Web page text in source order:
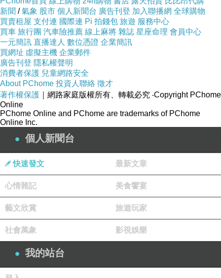
新聞 /氣象 股市 個人新聞台 廣告刊登 加入聯播網 全球購物
買賣租屋 支付連 國際連 Pi 拍錢包 旅遊 服務中心
買車 旅行團 汽車險推薦 線上麻將 雜誌 星座命理 會員中心
一元簡訊 直播達人 數位憑證 企業簡訊
買網址 虛擬主機 企業郵件
廣告刊登 隱私權聲明
消費者保護 兒童網路安全
About PChome 投資人聯絡 徵才
著作權保護 ｜網路家庭版權所有、轉載必究 ‧Copyright PChome
Online
PChome Online and PChome are trademarks of PChome
Online Inc.
個人新聞台
快速發文 最新文章
心情雜記 美食饗宴
藝文欣賞 旅遊玩家
社會萬象 影視娛樂
我的站台